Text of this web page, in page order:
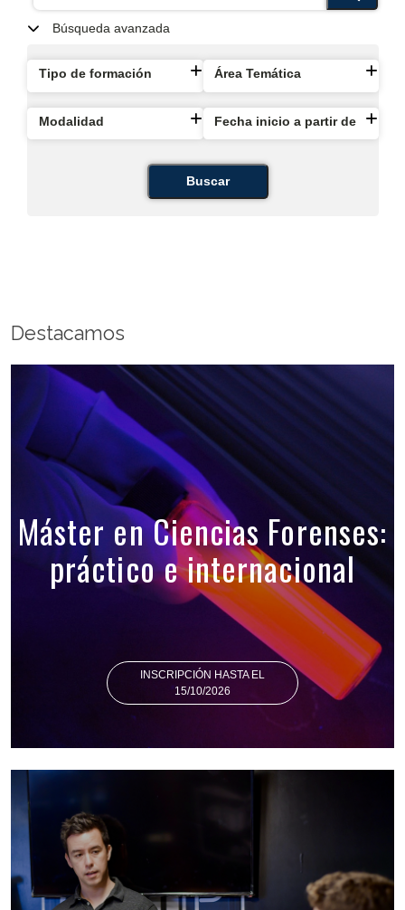
Búsqueda avanzada
Tipo de formación Área Temática
Modalidad Fecha inicio a partir de
Buscar
Destacamos
Máster en Ciencias Forenses:
práctico e internacional
INSCRIPCIÓN HASTA EL
15/10/2026